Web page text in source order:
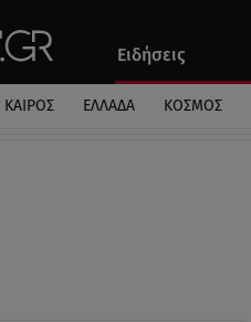
Ειδήσεις
Αυτοκίνητο
ΚΑΙΡΟΣ ΕΛΛΑΔΑ ΚΟΣΜΟΣ